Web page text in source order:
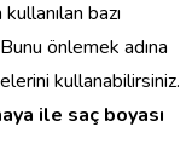
bazı
önlemek adına
kullanabilirsiniz.
ile saç boyası